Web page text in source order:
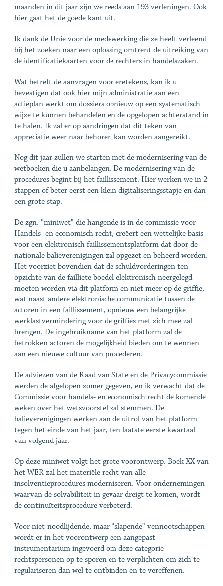
maanden in dit jaar zijn we reeds aan 193 verleningen. Ook
hier gaat het de goede kant uit.
Ik dank de Unie voor de medewerking die ze heeft verleend
bij het zoeken naar een oplossing omtrent de uitreiking van
de identificatiekaarten voor de rechters in handelszaken.
Wat betreft de aanvragen voor eretekens, kan ik u
bevestigen dat ook hier mijn administratie aan een
actieplan werkt om dossiers opnieuw op een systematisch
wijze te kunnen behandelen en de opgelopen achterstand in
te halen. Ik zal er op aandringen dat dit teken van
appreciatie weer naar behoren kan worden aangereikt.
Nog dit jaar zullen we starten met de modernisering van de
wetboeken die u aanbelangen. De modernisering van de
procedures begint bij het faillissement. Hier werken we in 2
stappen of beter eerst een klein digitaliseringsstapje en dan
een grote stap.
De zgn. “miniwet” die hangende is in de commissie voor
Handels- en economisch recht, creëert een wettelijke basis
voor een elektronisch faillissementsplatform dat door de
nationale balieverenigingen zal opgezet en beheerd worden.
Het voorziet bovendien dat de schuldvorderingen ten
opzichte van de failliete boedel elektronisch neergelegd
moeten worden via dit platform en niet meer op de griffie,
wat naast andere elektronische communicatie tussen de
actoren in een faillissement, opnieuw een belangrijke
werklastvermindering voor de griffies met zich mee zal
brengen. De ingebruikname van het platform zal de
betrokken actoren de mogelijkheid bieden om te wennen
aan een nieuwe cultuur van procederen.
De adviezen van de Raad van State en de Privacycommissie
werden de afgelopen zomer gegeven, en ik verwacht dat de
Commissie voor handels- en economisch recht de komende
weken over het wetsvoorstel zal stemmen. De
balieverenigingen werken aan de uitrol van het platform
tegen het einde van het jaar, ten laatste eerste kwartaal
van volgend jaar.
Op deze miniwet volgt het grote voorontwerp. Boek XX van
het WER zal het materiële recht van alle
insolventieprocedures moderniseren. Voor ondernemingen
waarvan de solvabiliteit in gevaar dreigt te komen, wordt
de continuïteitsprocedure verbeterd.
Voor niet-noodlijdende, maar “slapende” vennootschappen
wordt er in het voorontwerp een aangepast
instrumentarium ingevoerd om deze categorie
rechtspersonen op te sporen en te verplichten om zich te
regulariseren dan wel te ontbinden en te vereffenen.